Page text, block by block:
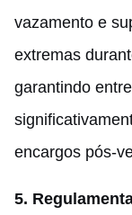
vazamento e
extremas
garantindo
encargos pós-
5.